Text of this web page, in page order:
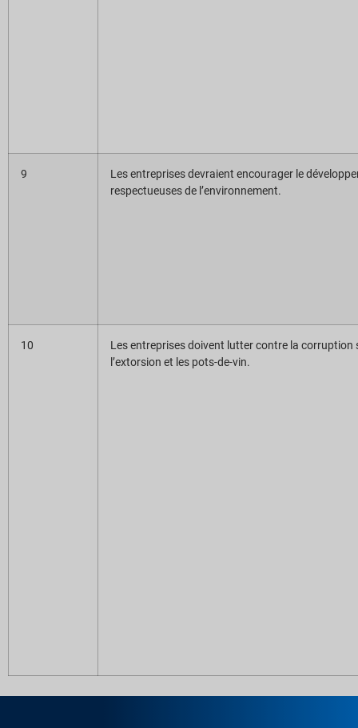
9
Les entreprises devraient encourager le
respectueuses de l’environnement.
10
Les entreprises doivent lutter contre la
l’extorsion et les pots-de-vin.